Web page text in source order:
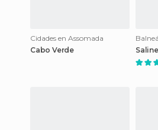
Cidades en Assomada
Cabo Verde